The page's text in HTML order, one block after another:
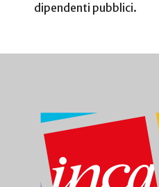
dipendenti pubblici.